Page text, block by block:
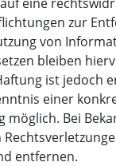
zur
von
bleiben
ist jedoch
einer
möglich. Bei
entfernen.